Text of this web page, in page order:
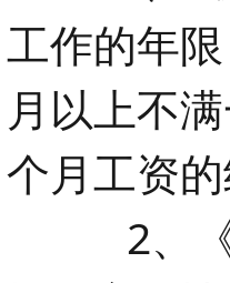
工作的年
月以上不
个月工资的
2、